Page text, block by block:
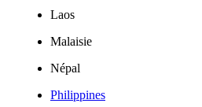
Laos
Malaisie
Népal
Philippines